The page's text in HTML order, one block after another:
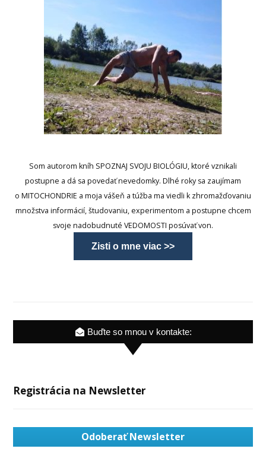
Som autorom kníh SPOZNAJ SVOJU BIOLÓGIU, ktoré vznikali
postupne a dá sa povedať nevedomky. Dlhé roky sa zaujímam
o MITOCHONDRIE a moja vášeň a túžba ma viedli k zhromažďovaniu
množstva informácií, študovaniu, experimentom a postupne chcem
svoje nadobudnuté VEDOMOSTI posúvať von.
Zisti o mne viac >>
Buďte so mnou v kontakte:
Registrácia na Newsletter
Odoberať Newsletter